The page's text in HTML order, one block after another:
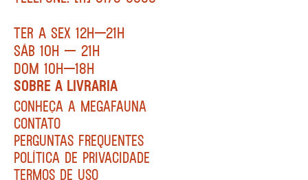
TER A SEX 12H—21H
SÁB 10H — 21H
DOM 10H—18H
SOBRE A LIVRARIA
CONHEÇA A MEGAFAUNA
CONTATO
PERGUNTAS FREQUENTES
POLÍTICA DE PRIVACIDADE
TERMOS DE USO